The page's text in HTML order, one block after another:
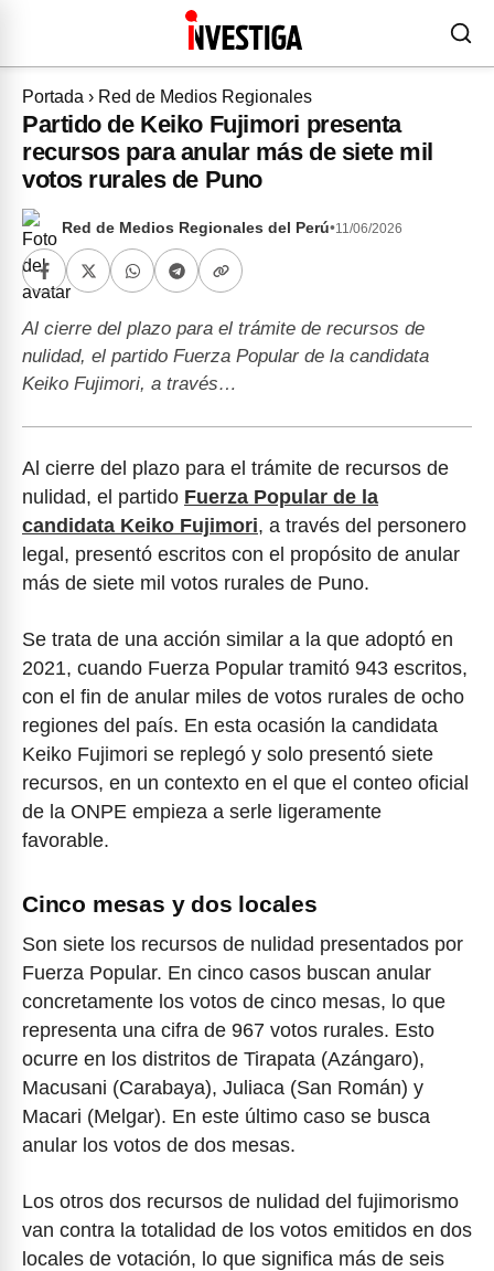
Portada › Red de Medios Regionales
Partido de Keiko Fujimori presenta
recursos para anular más de siete mil
votos rurales de Puno
Red de Medios Regionales del Perú•11/06/2026
Al cierre del plazo para el trámite de recursos de
nulidad, el partido Fuerza Popular de la candidata
Keiko Fujimori, a través…
Al cierre del plazo para el trámite de recursos de
nulidad, el partido Fuerza Popular de la
candidata Keiko Fujimori, a través del personero
legal, presentó escritos con el propósito de anular
más de siete mil votos rurales de Puno.
Se trata de una acción similar a la que adoptó en
2021, cuando Fuerza Popular tramitó 943 escritos,
con el fin de anular miles de votos rurales de ocho
regiones del país. En esta ocasión la candidata
Keiko Fujimori se replegó y solo presentó siete
recursos, en un contexto en el que el conteo oficial
de la ONPE empieza a serle ligeramente
favorable.
Cinco mesas y dos locales
Son siete los recursos de nulidad presentados por
Fuerza Popular. En cinco casos buscan anular
concretamente los votos de cinco mesas, lo que
representa una cifra de 967 votos rurales. Esto
ocurre en los distritos de Tirapata (Azángaro),
Macusani (Carabaya), Juliaca (San Román) y
Macari (Melgar). En este último caso se busca
anular los votos de dos mesas.
Los otros dos recursos de nulidad del fujimorismo
van contra la totalidad de los votos emitidos en dos
locales de votación, lo que significa más de seis